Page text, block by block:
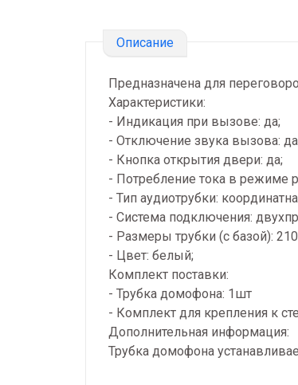
Описание
Предназначена для
Характеристики:
- Индикация при вызове: да;
- Отключение звука вызова:
- Кнопка открытия двери: да;
- Потребление тока в режиме
- Тип аудиотрубки:
- Система подключения:
- Размеры трубки (с базой):
- Цвет: белый;
Комплект поставки:
- Трубка домофона: 1шт
- Комплект для крепления к
Дополнительная информация:
Трубка домофона